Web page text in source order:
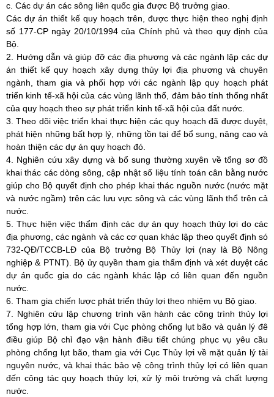
c. Các dự án các sông liên quốc gia được Bộ trưởng giao.
Các dự án thiết kế quy hoạch trên, được thực hiện theo nghị định
số 177-CP ngày 20/10/1994 của Chính phủ và theo quy định của
Bộ.
2. Hướng dẫn và giúp đỡ các địa phương và các ngành lập các dự
án thiết kế quy hoạch xây dựng thủy lợi địa phương và chuyên
ngành, tham gia và phối hợp với các ngành lập quy hoạch phát
triển kinh tế-xã hội của các vùng lãnh thổ, đảm bảo tính thống nhất
của quy hoạch theo sự phát triển kinh tế-xã hội của đất nước.
3. Theo dõi việc triển khai thực hiện các quy hoạch đã được duyệt,
phát hiện những bất hợp lý, những tồn tại để bổ sung, nâng cao và
hoàn thiện các dự án quy hoạch đó.
4. Nghiên cứu xây dựng và bổ sung thường xuyên về tổng sơ đồ
khai thác các dòng sông, cập nhật số liệu tính toán cân bằng nước
giúp cho Bộ quyết định cho phép khai thác nguồn nước (nước mặt
và nước ngầm) trên các lưu vực sông và các vùng lãnh thổ trên cả
nước.
5. Thực hiện việc thẩm định các dự án quy hoạch thủy lợi do các
địa phương, các ngành và các cơ quan khác lập theo quyết định só
732-QĐ/TCCB-LĐ của Bộ trưởng Bộ Thủy lợi (nay là Bộ Nông
nghiệp & PTNT). Bộ ủy quyền tham gia thẩm định và xét duyệt các
dự án quốc gia do các ngành khác lập có liên quan đến nguồn
nước.
6. Tham gia chiến lược phát triển thủy lợi theo nhiệm vụ Bộ giao.
7. Nghiên cứu lập chương trình vận hành các công trình thủy lợi
tổng hợp lớn, tham gia với Cục phòng chống lụt bão và quản lý đê
điều giúp Bộ chỉ đạo vận hành điều tiết chúng phục vụ yêu cầu
phòng chống lụt bão, tham gia với Cục Thủy lợi về mặt quản lý tài
nguyên nước, và khai thác bảo vệ công trình thủy lợi có liên quan
đến công tác quy hoạch thủy lợi, xử lý môi trường và chất lượng
nước.